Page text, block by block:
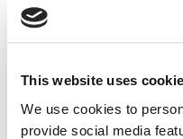
This website uses
We use cookies to
provide social media
Dane kontaktowe